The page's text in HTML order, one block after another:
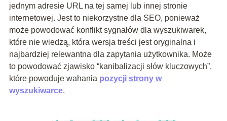
jednym adresie URL na tej samej lub innej stronie
internetowej. Jest to niekorzystne dla SEO, ponieważ
może powodować konflikt sygnałów dla wyszukiwarek,
które nie wiedzą, która wersja treści jest oryginalna i
najbardziej relewantna dla zapytania użytkownika. Może
to powodować zjawisko “kanibalizacji słów kluczowych”,
które powoduje wahania pozycji strony w
wyszukiwarce.